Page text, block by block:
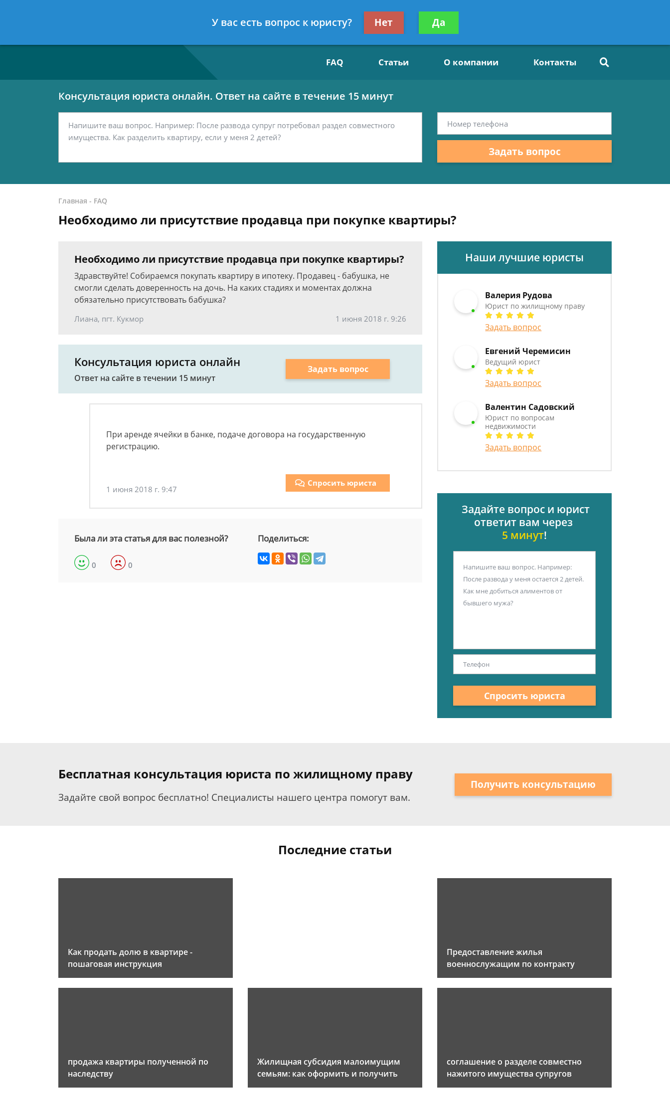
7 812 467-42-15
Получите консультацию
бесплатно
FAQ Статьи О компании Контакты
Консультация юриста онлайн. Ответ на сайте в течение 15 минут
Задать вопрос
Главная - FAQ
Необходимо ли присутствие продавца при покупке квартиры?
Необходимо ли присутствие продавца при покупке квартиры?
Здравствуйте! Собираемся покупать квартиру в ипотеку. Продавец - бабушка, не
смогли сделать доверенность на дочь. На каких стадиях и моментах должна
обязательно присутствовать бабушка?
Лиана, пгт. Кукмор 1 июня 2018 г. 9:26
Консультация юриста онлайн
Ответ на сайте в течении 15 минут
Задать вопрос
При аренде ячейки в банке, подаче договора на государственную
регистрацию.
1 июня 2018 г. 9:47
Спросить юриста
Была ли эта статья для вас полезной?
0 0
Поделиться:
Наши лучшие юристы
Валерия Рудова
Юрист по жилищному праву
Задать вопрос
Евгений Черемисин
Ведущий юрист
Задать вопрос
Валентин Садовский
Юрист по вопросам
недвижимости
Задать вопрос
Задайте вопрос и юрист
ответит вам через
5 минут!
Спросить юриста
Бесплатная консультация юриста по жилищному праву
Задайте свой вопрос бесплатно! Специалисты нашего центра помогут вам.
Получить консультацию
Последние статьи
Как продать долю в квартире -
пошаговая инструкция
Предоставление жилья
военнослужащим по контракту
продажа квартиры полученной по
наследству
Жилищная субсидия малоимущим
семьям: как оформить и получить
соглашение о разделе совместно
нажитого имущества супругов
У вас есть вопрос к юристу? Нет Да